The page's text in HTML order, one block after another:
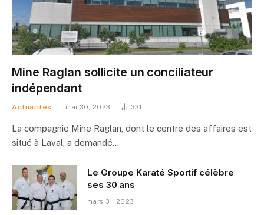
Mine Raglan sollicite un conciliateur
indépendant
Actualités mai 30, 2023 331
La compagnie Mine Raglan, dont le centre des affaires est
situé à Laval, a demandé…
Le Groupe Karaté Sportif célèbre
ses 30 ans
mars 31, 2023